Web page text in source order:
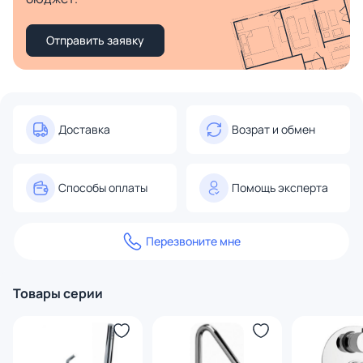
Отправить заявку
Доставка Возрат и обмен
Способы оплаты Помощь эксперта
Перезвоните мне
Товары серии